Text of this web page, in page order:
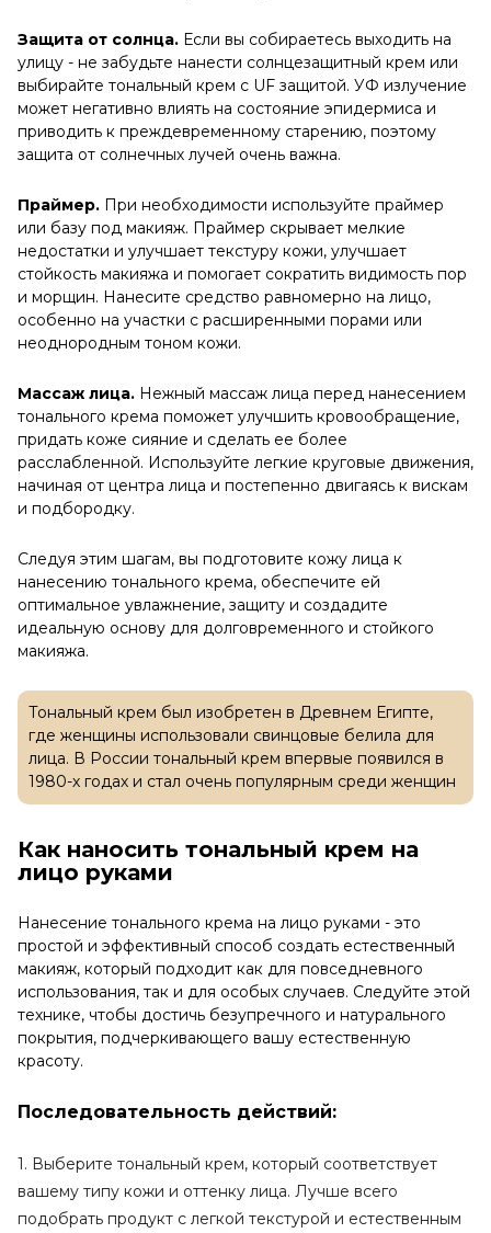
Защита от солнца. Если вы собираетесь выходить на
улицу - не забудьте нанести солнцезащитный крем или
выбирайте тональный крем с UF защитой. УФ излучение
может негативно влиять на состояние эпидермиса и
приводить к преждевременному старению, поэтому
защита от солнечных лучей очень важна.
Праймер. При необходимости используйте праймер
или базу под макияж. Праймер скрывает мелкие
недостатки и улучшает текстуру кожи, улучшает
стойкость макияжа и помогает сократить видимость пор
и морщин. Нанесите средство равномерно на лицо,
особенно на участки с расширенными порами или
неоднородным тоном кожи.
Массаж лица. Нежный массаж лица перед нанесением
тонального крема поможет улучшить кровообращение,
придать коже сияние и сделать ее более
расслабленной. Используйте легкие круговые движения,
начиная от центра лица и постепенно двигаясь к вискам
и подбородку.
Следуя этим шагам, вы подготовите кожу лица к
нанесению тонального крема, обеспечите ей
оптимальное увлажнение, защиту и создадите
идеальную основу для долговременного и стойкого
макияжа.
Тональный крем был изобретен в Древнем Египте,
где женщины использовали свинцовые белила для
лица. В России тональный крем впервые появился в
1980-х годах и стал очень популярным среди женщин
Как наносить тональный крем на
лицо руками
Нанесение тонального крема на лицо руками - это
простой и эффективный способ создать естественный
макияж, который подходит как для повседневного
использования, так и для особых случаев. Следуйте этой
технике, чтобы достичь безупречного и натурального
покрытия, подчеркивающего вашу естественную
красоту.
Последовательность действий:
1. Выберите тональный крем, который соответствует
вашему типу кожи и оттенку лица. Лучше всего
подобрать продукт с легкой текстурой и естественным